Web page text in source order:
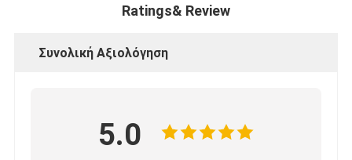
Ratings& Review
Συνολική Αξιολόγηση
5.0